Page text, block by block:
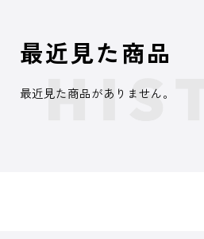
最近見た商品
最近見た商品がありません。